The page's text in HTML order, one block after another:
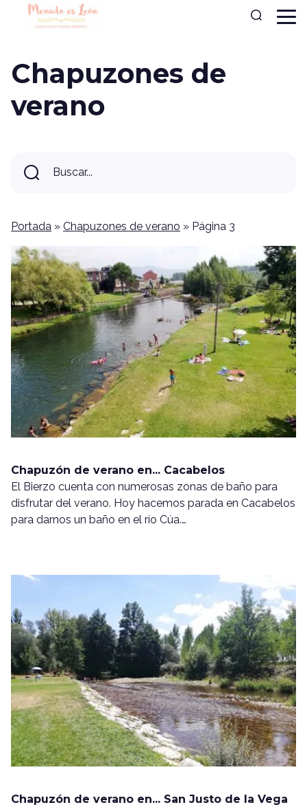
Chapuzones de
verano
Buscar...
Buscar
Portada » Chapuzones de verano » Página 3
Chapuzón de verano en... Cacabelos
El Bierzo cuenta con numerosas zonas de baño para
disfrutar del verano. Hoy hacemos parada en Cacabelos
para darnos un baño en el río Cúa.…
Chapuzón de verano en... San Justo de la Vega